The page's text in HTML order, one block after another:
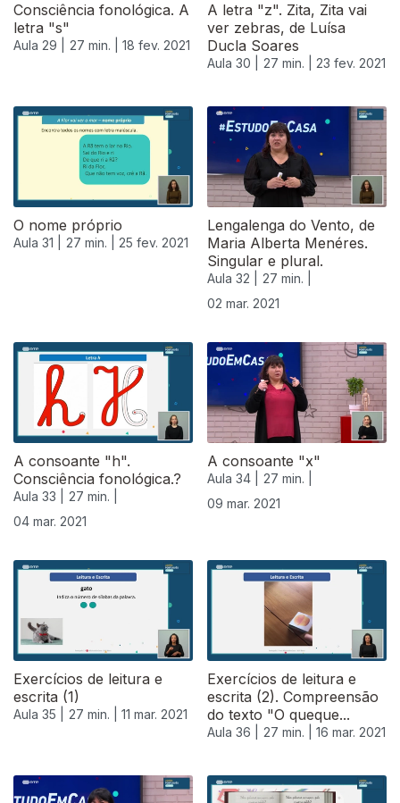
Consciência fonológica. A
letra "s"
Aula 29 | 27 min. | 18 fev. 2021
A letra "z". Zita, Zita vai
ver zebras, de Luísa
Ducla Soares
Aula 30 | 27 min. | 23 fev. 2021
O nome próprio
Aula 31 | 27 min. | 25 fev. 2021
Lengalenga do Vento, de
Maria Alberta Menéres.
Singular e plural.
Aula 32 |
27 min. |
02 mar. 2021
A consoante "h".
Consciência fonológica.?
Aula 33 |
27 min. |
04 mar. 2021
A consoante "x"
Aula 34 |
27 min. |
09 mar. 2021
Exercícios de leitura e
escrita (1)
Aula 35 | 27 min. | 11 mar. 2021
Exercícios de leitura e
escrita (2). Compreensão
do texto "O queque...
Aula 36 | 27 min. | 16 mar. 2021
530832